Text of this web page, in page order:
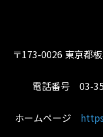
〒173-0026 東京都
電話番号 03-
ホームページ